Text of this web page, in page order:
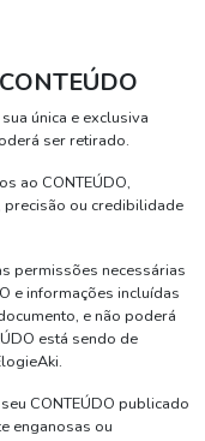
única e exclusiva
ser retirado.
ao CONTEÚDO,
precisão ou credibilidade
permissões necessárias
e informações incluídas
e não poderá
está sendo de
CONTEÚDO publicado
enganosas ou